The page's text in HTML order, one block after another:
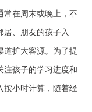
常在周末或晚上，不
、朋友的孩子入
道扩大客源。为了提
注孩子的学习进度和
按小时计算，随着经